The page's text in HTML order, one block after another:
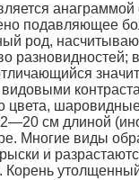
подавляющее
род,
разновидностей;
цвета,
см длиной
Многие виды
и
Корень